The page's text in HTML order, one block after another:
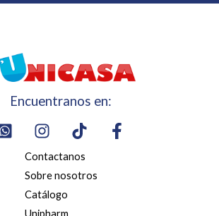
Encuentranos en:
Contactanos
Sobre nosotros
Catálogo